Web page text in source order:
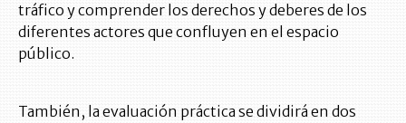
tráfico y comprender los derechos y deberes de los
diferentes actores que confluyen en el espacio
público.
También, la evaluación práctica se dividirá en dos